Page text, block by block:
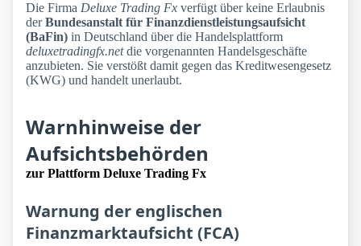
Die Firma Deluxe Trading Fx verfügt über keine Erlaubnis
derBundesanstalt für Finanzdienstleistungsaufsicht
(BaFin) in Deutschland über die Handelsplattform
deluxetradingfx.netdie vorgenannten Handelsgeschäfte
anzubieten. Sie verstößt damit gegen das Kreditwesengesetz
(KWG) und handelt unerlaubt.
Warnhinweise der
Aufsichtsbehörden
zur Plattform Deluxe Trading Fx
Warnung der englischen
Finanzmarktaufsicht (FCA)